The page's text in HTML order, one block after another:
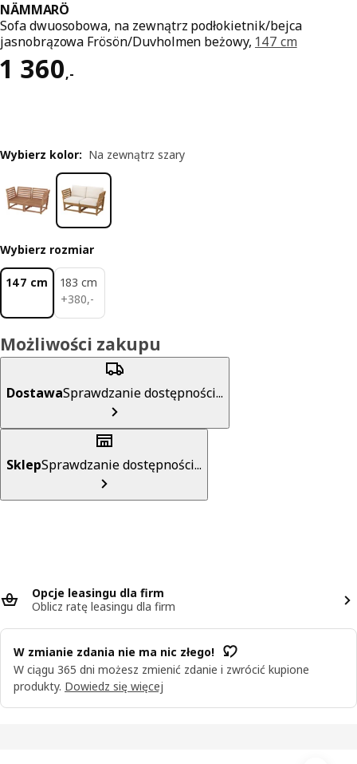
NÄMMARÖ
Sofa dwuosobowa, na zewnątrz podłokietnik/bejca
jasnobrązowa Frösön/Duvholmen beżowy, 147 cm
1 360,-
Cena 1360,-
Wybierz kolor: Na zewnątrz szary
Wybierz rozmiar
147 cm
183 cm
+380,-
380,-
Możliwości zakupu
DostawaSprawdzanie dostępności...
SklepSprawdzanie dostępności...
Opcje leasingu dla firm
Oblicz ratę leasingu dla firm
W zmianie zdania nie ma nic złego!
W ciągu 365 dni możesz zmienić zdanie i zwrócić kupione
produkty. Dowiedz się więcej